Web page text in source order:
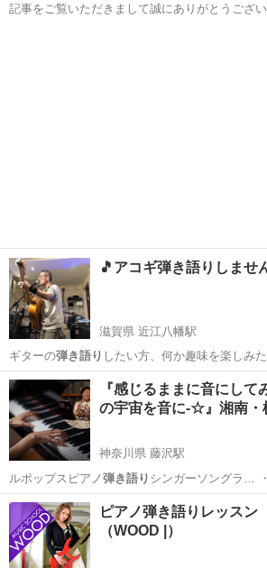
記事をご覧いただきまして誠にありがとうございます！ 現役
🎵アコギ弾き語りしま
滋賀県 近江八幡駅
ギターの弾き語り したい方、何か趣味を楽しみ
滋賀 近江八幡市 近江八幡駅 ギター
『感じるままに音にして
の宇宙を音に-☆』湘南
神奈川県 藤沢駅
ルポップスピアノ弾き語り シンガーソングラ…
語り他 の レッス… スン #ピアノ弾き語りレッ
神奈川 藤沢市 藤沢駅 音楽
ピアノ弾き語りレッス
（WOOD |）